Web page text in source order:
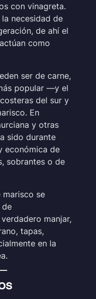
con vinagreta.
necesidad de
de ahí el
como
ser de carne,
popular —y el
del sur y
En
y otras
sido durante
económica de
sobrantes o de
marisco se
manjar,
tapas,
en la